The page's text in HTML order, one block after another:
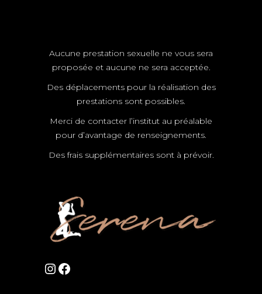
Aucune prestation sexuelle ne vous sera
proposée et aucune ne sera acceptée.
Des déplacements pour la réalisation des
prestations sont possibles.
Merci de contacter l’institut au préalable
pour d’avantage de renseignements.
Des frais supplémentaires sont à prévoir.
Instagram
Facebook